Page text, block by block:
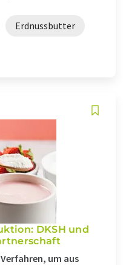
Erdnussbutter
DKSH und
um aus